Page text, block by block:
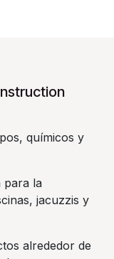
químicos y
para la
jacuzzis y
alrededor de